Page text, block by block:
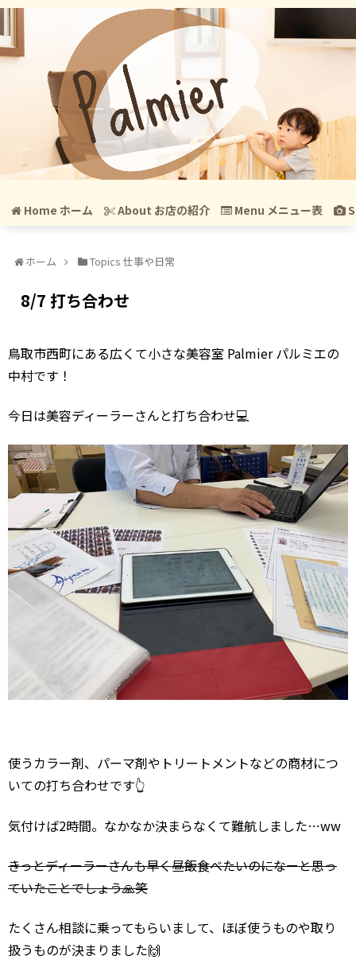
Home ホーム About お店の紹介 Menu メニュー表
ホーム Topics 仕事や日常
8/7 打ち合わせ
鳥取市西町にある広くて小さな美容室 Palmier パルミエの
中村です！
今日は美容ディーラーさんと打ち合わせ💻
使うカラー剤、パーマ剤やトリートメントなどの商材につ
いての打ち合わせです👆
気付けば2時間。なかなか決まらなくて難航しました…ww
きっとディーラーさんも早く昼飯食べたいのになーと思っ
ていたことでしょう🙏笑
たくさん相談に乗ってもらいまして、ほぼ使うものや取り
扱うものが決まりました🙌